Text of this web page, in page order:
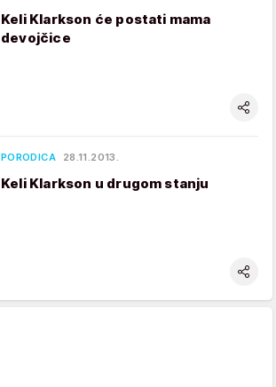
Keli Klarkson će postati mama
devojčice
PORODICA 28.11.2013.
Keli Klarkson u drugom stanju